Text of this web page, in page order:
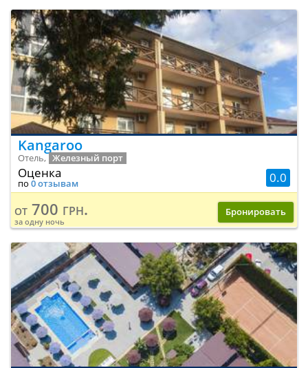
Kangaroo
Отель, Железный порт
0.0
Оценка
по 0 отзывам
от 700 грн.
за одну ночь
Бронировать